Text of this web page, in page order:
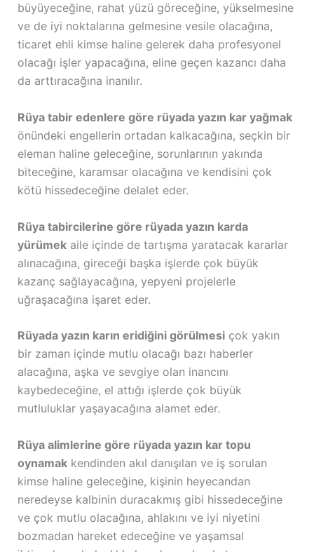
büyüyeceğine, rahat yüzü göreceğine, yükselmesine
ve de iyi noktalarına gelmesine vesile olacağına,
ticaret ehli kimse haline gelerek daha profesyonel
olacağı işler yapacağına, eline geçen kazancı daha
da arttıracağına inanılır.
Rüya tabir edenlere göre rüyada yazın kar yağmak
önündeki engellerin ortadan kalkacağına, seçkin bir
eleman haline geleceğine, sorunlarının yakında
biteceğine, karamsar olacağına ve kendisini çok
kötü hissedeceğine delalet eder.
Rüya tabircilerine göre rüyada yazın karda
yürümekaile içinde de tartışma yaratacak kararlar
alınacağına, gireceği başka işlerde çok büyük
kazanç sağlayacağına, yepyeni projelerle
uğraşacağına işaret eder.
Rüyada yazın karın eridiğini görülmesiçok yakın
bir zaman içinde mutlu olacağı bazı haberler
alacağına, aşka ve sevgiye olan inancını
kaybedeceğine, el attığı işlerde çok büyük
mutluluklar yaşayacağına alamet eder.
Rüya alimlerine göre rüyada yazın kar topu
oynamakkendinden akıl danışılan ve iş sorulan
kimse haline geleceğine, kişinin heyecandan
neredeyse kalbinin duracakmış gibi hissedeceğine
ve çok mutlu olacağına, ahlakını ve iyi niyetini
bozmadan hareket edeceğine ve yaşamsal